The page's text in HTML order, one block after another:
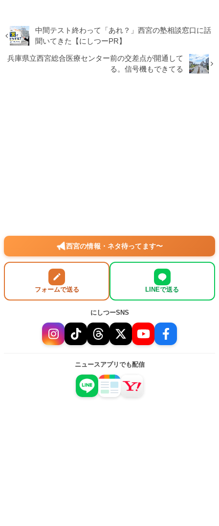
中間テスト終わって「あれ？」西宮の塾相談窓口に話
聞いてきた【にしつーPR】
兵庫県立西宮総合医療センター前の交差点が開通して
る。信号機もできてる
西宮の情報・ネタ待ってます〜
フォームで送る LINEで送る
にしつーSNS
ニュースアプリでも配信